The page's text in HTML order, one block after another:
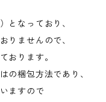
なっており、
ませんので、
ります。
梱包方法であり、
ますので